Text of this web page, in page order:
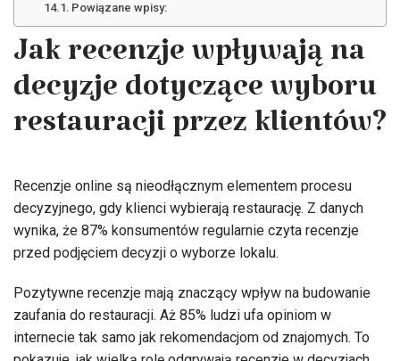
Powiązane wpisy:
Jak recenzje wpływają na
decyzje dotyczące wyboru
restauracji przez klientów?
Recenzje online są nieodłącznym elementem procesu
decyzyjnego, gdy klienci wybierają restaurację. Z danych
wynika, że 87% konsumentów regularnie czyta recenzje
przed podjęciem decyzji o wyborze lokalu.
Pozytywne recenzje mają znaczący wpływ na budowanie
zaufania do restauracji. Aż 85% ludzi ufa opiniom w
internecie tak samo jak rekomendacjom od znajomych. To